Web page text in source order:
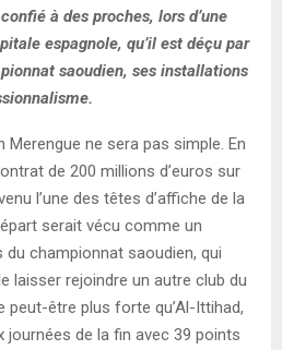
à des proches, lors d’une
espagnole, qu’il est déçu par
saoudien, ses installations
Merengue ne sera pas simple. En
de 200 millions d’euros sur
l’une des têtes d’affiche de la
serait vécu comme un
championnat saoudien, qui
laisser rejoindre un autre club du
peut-être plus forte qu’Al-Ittihad,
journées de la fin avec 39 points